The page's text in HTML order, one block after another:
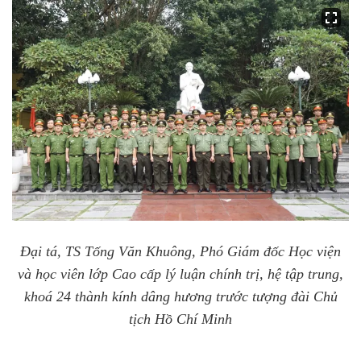
Đại tá, TS Tống Văn Khuông, Phó Giám đốc Học viện
và học viên lớp Cao cấp lý luận chính trị, hệ tập trung,
khoá 24 thành kính dâng hương trước tượng đài Chủ
tịch Hồ Chí Minh